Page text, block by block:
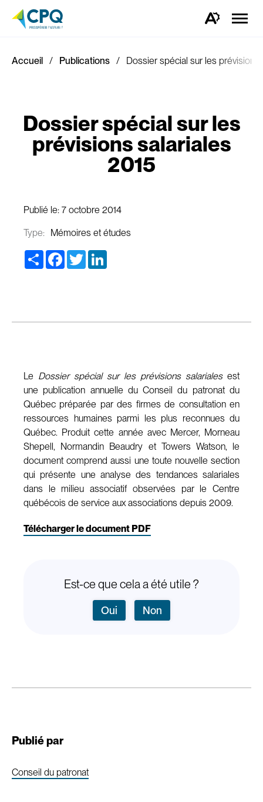
Ouvrez
d'accessibilité.
la
Accueil Publications Dossier spécial sur les prévisions
Dossier spécial sur les
prévisions salariales
2015
Publié le: 7 octobre 2014
Type: Mémoires et études
Share Facebook
Twitter
Le Dossier spécial sur les prévisions salarialesest
une publication annuelle du Conseil du patronat du
Québec préparée par des firmes de consultation en
ressources humaines parmi les plus reconnues du
Québec. Produit cette année avec Mercer, Morneau
Shepell, Normandin Beaudry et Towers Watson, le
document comprend aussi une toute nouvelle section
qui présente une analyse des tendances salariales
dans le milieu associatif observées par le Centre
québécois de service aux associations depuis 2009.
Télécharger le document PDF
Est-ce que cela a été utile ?
Oui Non
Publié par
Conseil du patronat